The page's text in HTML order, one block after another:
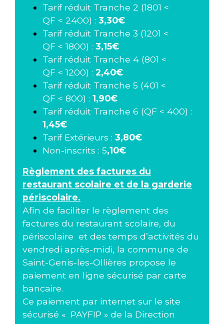
Tarif réduit Tranche 2 (1801 <
QF < 2400) : 3,30€
Tarif réduit Tranche 3 (1201 <
QF < 1800) : 3,15€
Tarif réduit Tranche 4 (801 <
QF < 1200) : 2,40€
Tarif réduit Tranche 5 (401 <
QF < 800) : 1,90€
Tarif réduit Tranche 6 (QF < 400) :
1,45€
Tarif Extérieurs : 3,80€
Non-inscrits : 5,10€
Règlement des factures du
restaurant scolaire et de la garderie
périscolaire.
Afin de faciliter le règlement des
factures du restaurant scolaire, du
périscolaire et des temps d’activités du
vendredi après-midi, la commune de
Saint-Genis-les-Ollières propose le
paiement en ligne sécurisé par carte
bancaire.
Ce paiement par internet sur le site
sécurisé « PAYFIP » de la Direction